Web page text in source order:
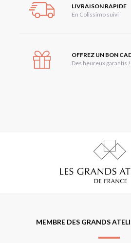
LIVRAISON RAPIDE
En Colissimo suivi
OFFREZ UN BON
Des heureux garantis !
MEMBRE DES GRANDS